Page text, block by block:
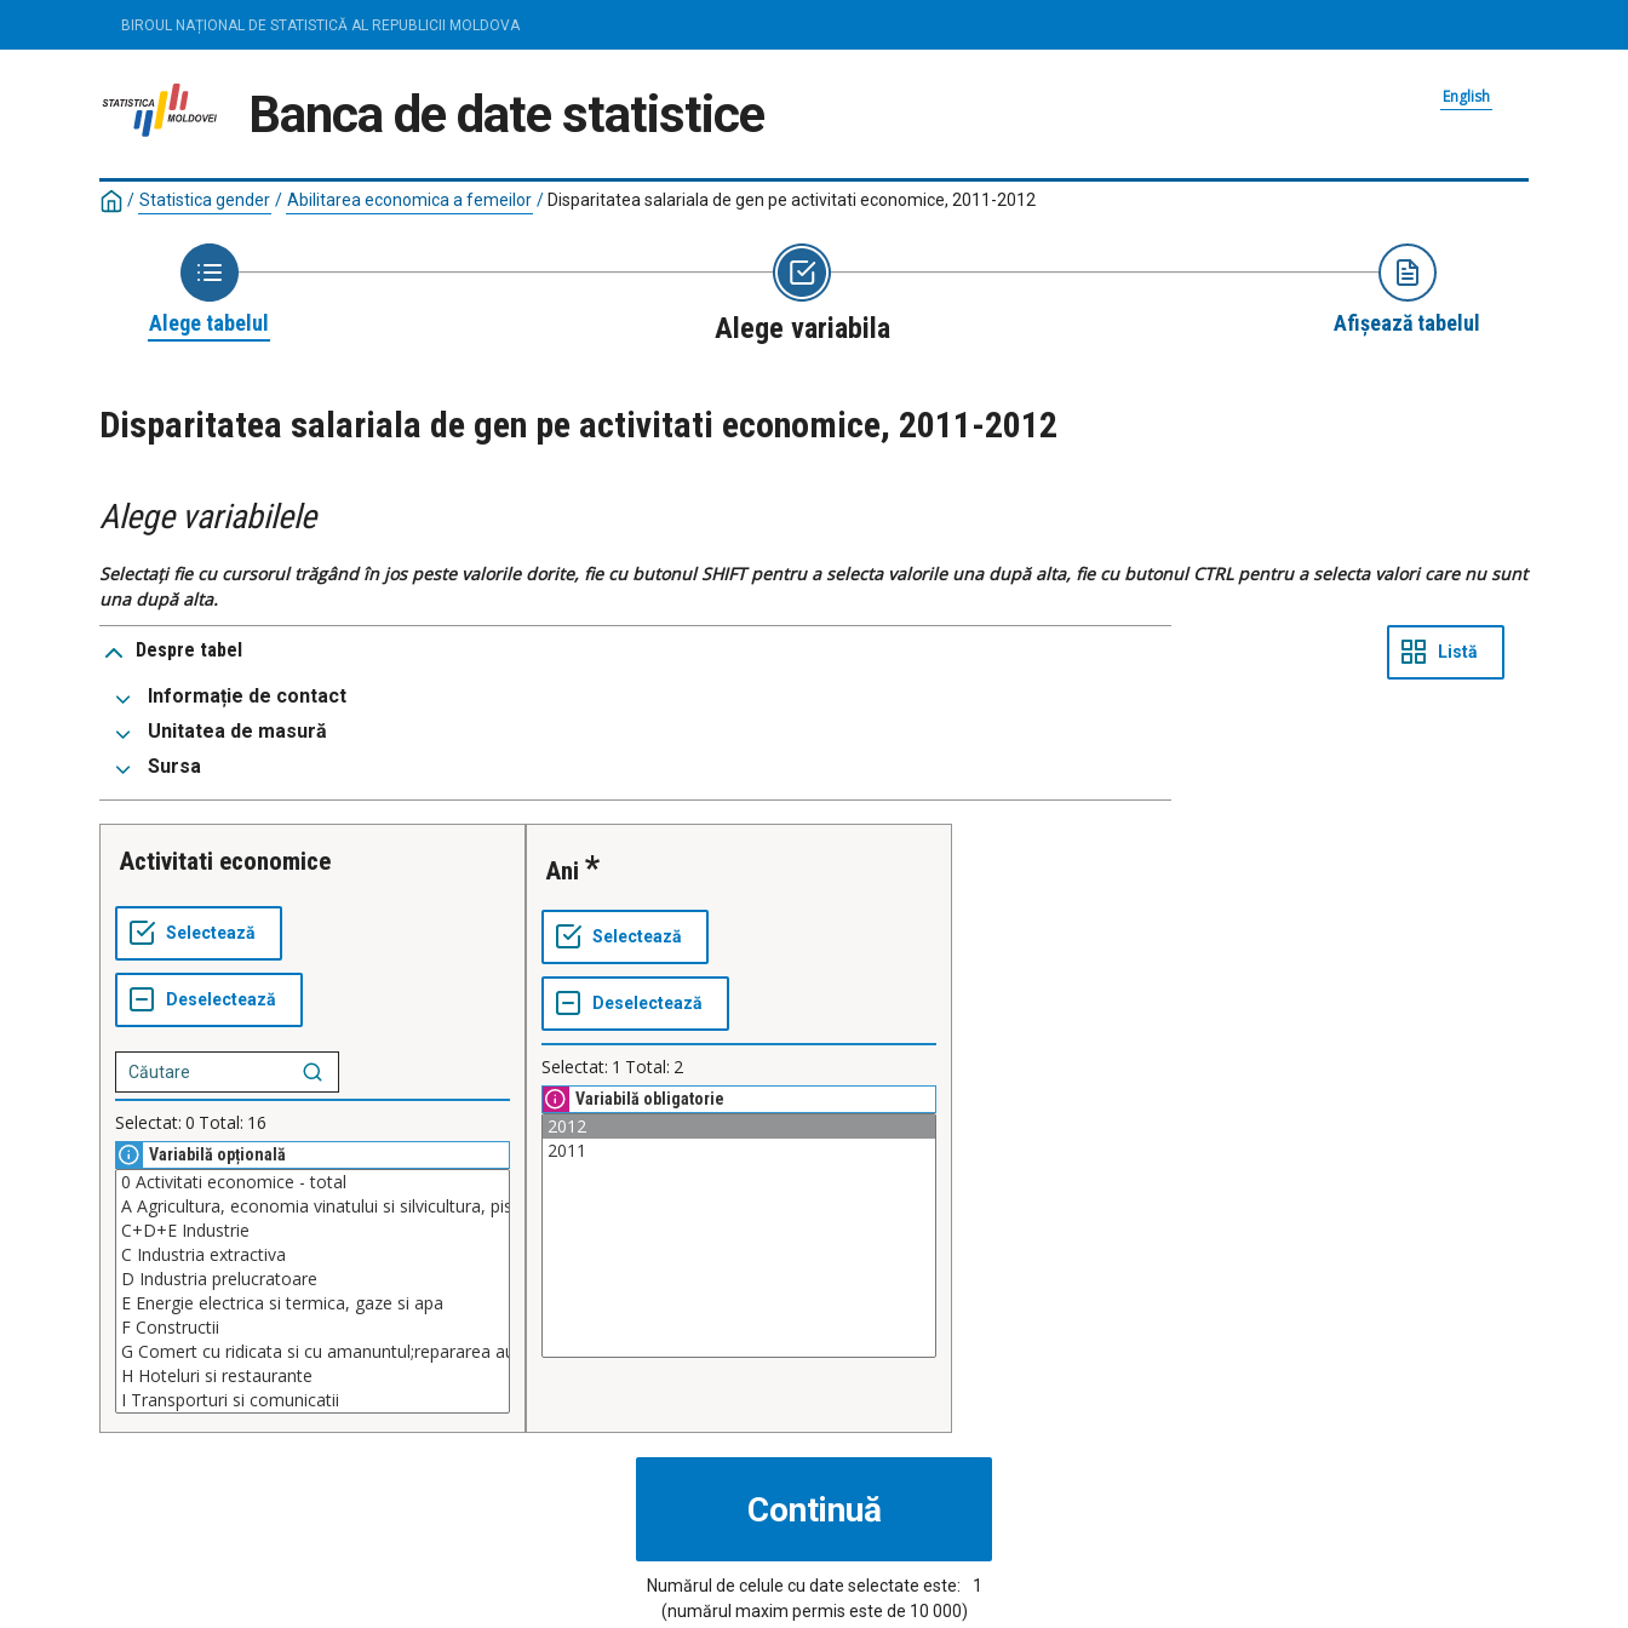
BIROUL NAȚIONAL DE STATISTICĂ AL REPUBLICII MOLDOVA
Banca de date statistice English
/ Statistica gender / Abilitarea economica a femeilor / Disparitatea salariala de gen pe activitati economice, 2011-2012
Alege tabelul Alege variabila Afișează tabelul
Disparitatea salariala de gen pe activitati economice, 2011-2012
Alege variabilele
Selectați fie cu cursorul trăgând în jos peste valorile dorite, fie cu butonul SHIFT pentru a selecta valorile una după alta, fie cu butonul CTRL pentru a selecta valori care nu sunt
una după alta.
Despre tabel
Informație de contact
Unitatea de masură
Sursa
Activitati economice
Selectat: 0 Total: 16
Variabilă opțională
Ani
Selectat: 1 Total: 2
Variabilă obligatorie
Numărul de celule cu date selectate este:
1
(numărul maxim permis este de 10 000)